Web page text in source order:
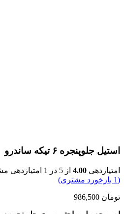
استیل جلوپنجره ۶ تیکه ساندرو
امتیازدهی 4.00 از 5 در 1 امتیازدهی
(
1 بازخورد مشتری)
تومان